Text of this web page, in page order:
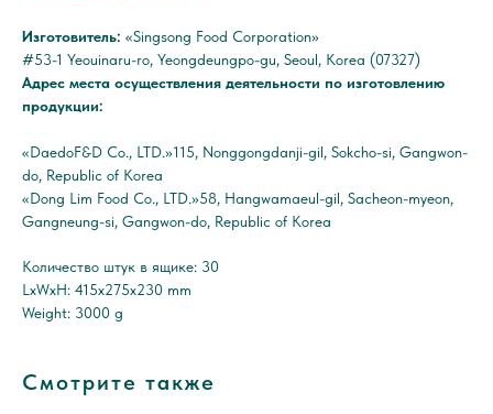
Изготовитель: «Singsong Food Corporation»
#53-1 Yeouinaru-ro, Yeongdeungpo-gu, Seoul, Korea (07327)
Адрес места осуществления деятельности по изготовлению
продукции:
«DaedoF&D Co., LTD.»115, Nonggongdanji-gil, Sokcho-si, Gangwon-
do, Republic of Korea
«Dong Lim Food Co., LTD.»58, Hangwamaeul-gil, Sacheon-myeon,
Gangneung-si, Gangwon-do, Republic of Korea
Количество штук в ящике: 30
LxWxH: 415x275x230 mm
Weight: 3000 g
Смотрите также